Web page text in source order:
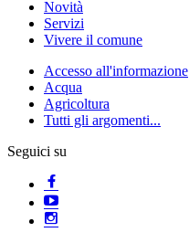
Novità
Servizi
Vivere il comune
Accesso all'informazione
Acqua
Agricoltura
Tutti gli argomenti...
Seguici su